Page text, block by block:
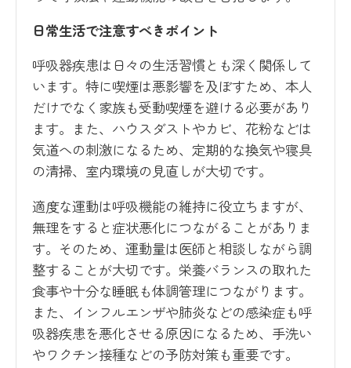
日常生活で注意すべきポイント
呼吸器疾患は日々の生活習慣とも深く関係して
います。特に喫煙は悪影響を及ぼすため、本人
だけでなく家族も受動喫煙を避ける必要があり
ます。また、ハウスダストやカビ、花粉などは
気道への刺激になるため、定期的な換気や寝具
の清掃、室内環境の見直しが大切です。
適度な運動は呼吸機能の維持に役立ちますが、
無理をすると症状悪化につながることがありま
す。そのため、運動量は医師と相談しながら調
整することが大切です。栄養バランスの取れた
食事や十分な睡眠も体調管理につながります。
また、インフルエンザや肺炎などの感染症も呼
吸器疾患を悪化させる原因になるため、手洗い
やワクチン接種などの予防対策も重要です。